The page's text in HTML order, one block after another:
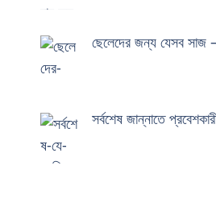
ছেলেদের জন্য যেসব সাজ –
সর্বশেষ জান্নাতে